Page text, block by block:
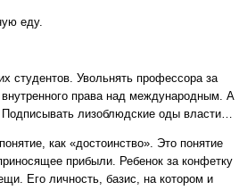
еду.
студентов. Увольнять профессора за
права над международным. А
лизоблюдские оды власти…
как «достоинство». Это понятие
прибыли. Ребенок за конфетку
Его личность, базис, на котором и